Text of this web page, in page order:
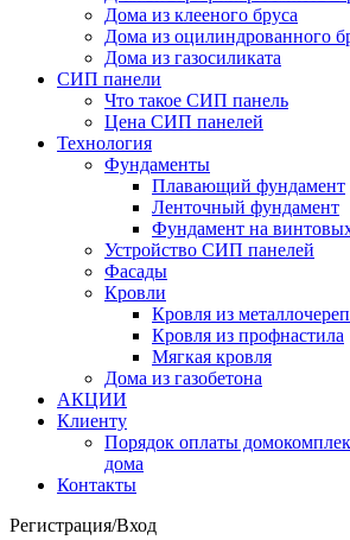
Дома из клееного бруса
Дома из оцилиндрованного
Дома из газосиликата
СИП панели
Что такое СИП панель
Цена СИП панелей
Технология
Фундаменты
Плавающий фундамент
Ленточный фундамент
Фундамент на
Устройство СИП панелей
Фасады
Кровли
Кровля из
Кровля из профнастила
Мягкая кровля
Дома из газобетона
АКЦИИ
Клиенту
Порядок оплаты
дома
Контакты
Регистрация/Вход